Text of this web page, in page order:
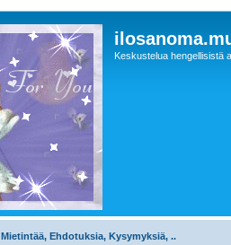
Keskustelua hengellisistä
Mietintää, Ehdotuksia, Kysymyksiä, ..